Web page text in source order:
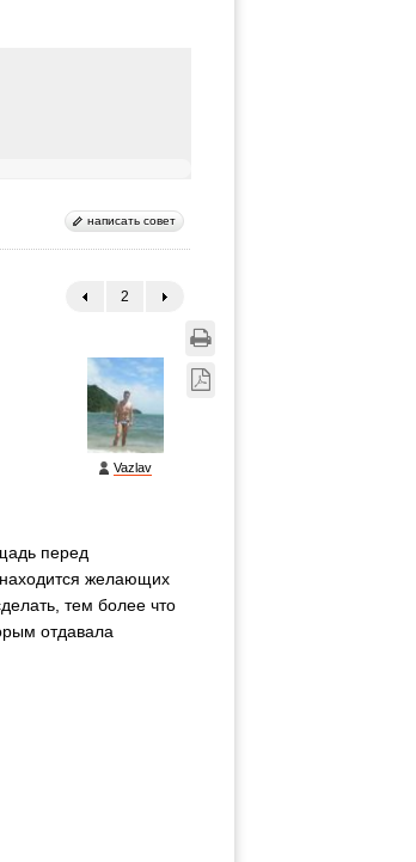
написать совет
2
Vazlav
перед
находится желающих
тем более что
отдавала